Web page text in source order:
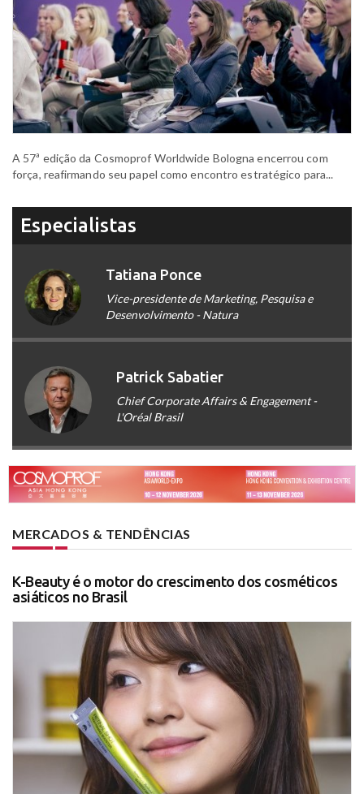
A 57ª edição da Cosmoprof Worldwide Bologna encerrou com
força, reafirmando seu papel como encontro estratégico para...
Especialistas
Tatiana Ponce
Vice-presidente de Marketing, Pesquisa e
Desenvolvimento - Natura
Patrick Sabatier
Chief Corporate Affairs & Engagement -
L'Oréal Brasil
MERCADOS & TENDÊNCIAS
K-Beauty é o motor do crescimento dos cosméticos
asiáticos no Brasil